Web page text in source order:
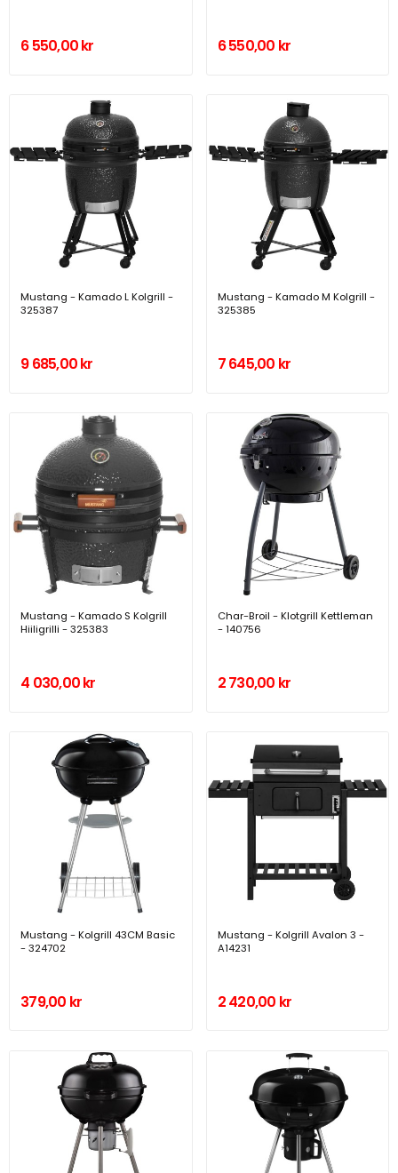
6 550,00 kr 6 550,00 kr
Mustang - Kamado L Kolgrill -
325387
9 685,00 kr
Mustang - Kamado M Kolgrill -
325385
7 645,00 kr
Mustang - Kamado S Kolgrill
Hiiligrilli - 325383
4 030,00 kr
Char-Broil - Klotgrill Kettleman
- 140756
2 730,00 kr
Mustang - Kolgrill 43CM Basic
- 324702
379,00 kr
Mustang - Kolgrill Avalon 3 -
A14231
2 420,00 kr